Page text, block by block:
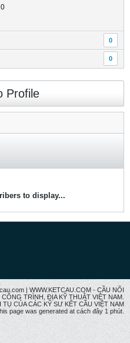
0
0
Profile
to display...
| WWW.KETCAU.COM - CẦU NỐI
TRÌNH, ĐỊA KỸ THUẬT VIỆT NAM.
CỦA CÁC KỸ SƯ KẾT CÂU VIỆT NAM
page was generated at cách đây 1 phút.